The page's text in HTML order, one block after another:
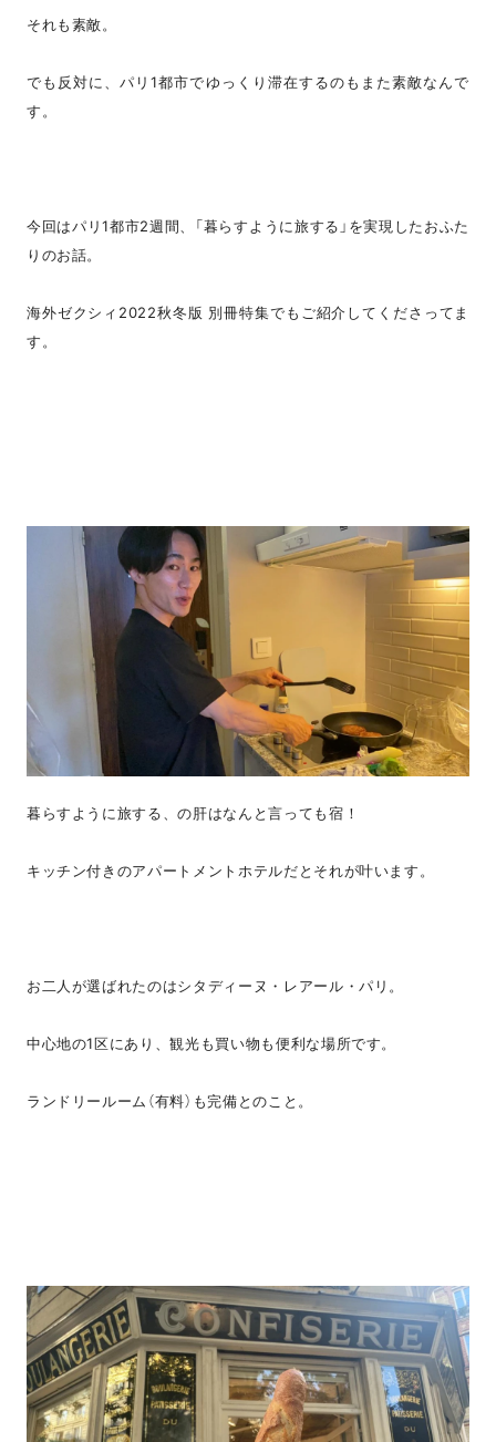
それも素敵。
でも反対に、パリ1都市でゆっくり滞在するのもまた素敵なんで
す。
今回はパリ1都市2週間、「暮らすように旅する」を実現したおふた
りのお話。
海外ゼクシィ2022秋冬版 別冊特集でもご紹介してくださってま
す。
暮らすように旅する、の肝はなんと言っても宿！
キッチン付きのアパートメントホテルだとそれが叶います。
お二人が選ばれたのはシタディーヌ・レアール・パリ。
中心地の1区にあり、観光も買い物も便利な場所です。
ランドリールーム（有料）も完備とのこと。